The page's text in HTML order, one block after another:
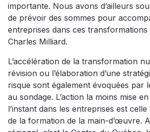
importante. Nous avons d’ailleurs
de prévoir des sommes pour
entreprises dans ces transformations
Charles Milliard.
L’accélération de la transformation
révision ou l’élaboration d’une
risque sont également évoquées par
au sondage. L’action la moins mise
l’instant dans les entreprises est celle
de la formation de la main-d’œuvre.